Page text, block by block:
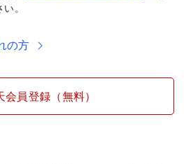
。
の方
会員登録（無料）